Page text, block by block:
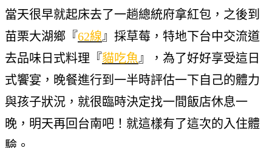
當天很早就起床去了一趟總統府拿紅包，之後到
苗栗大湖鄉『62線』採草莓，特地下台中交流道
去品味日式料理『貓吃魚』，為了好好享受這日
式饗宴，晚餐進行到一半時評估一下自己的體力
與孩子狀況，就很臨時決定找一間飯店休息一
晚，明天再回台南吧！就這樣有了這次的入住體
驗。